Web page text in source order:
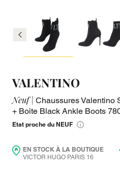
VALENTINO
Neuf | Chaussures Valentino
+ Boite Black Ankle Boots
Etat proche du NEUF
EN STOCK À LA BOUTIQUE
VICTOR HUGO PARIS 16